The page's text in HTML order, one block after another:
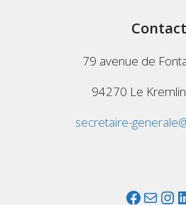
Contact
79 avenue de
94270 Le
secretaire-
Mail